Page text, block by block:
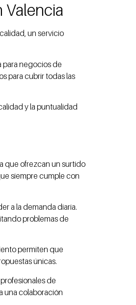
Valencia
un servicio
para negocios de
para cubrir todas las
y la puntualidad
que ofrezcan un surtido
siempre cumple con
a la demanda diaria.
problemas de
permiten que
únicas.
de
una colaboración